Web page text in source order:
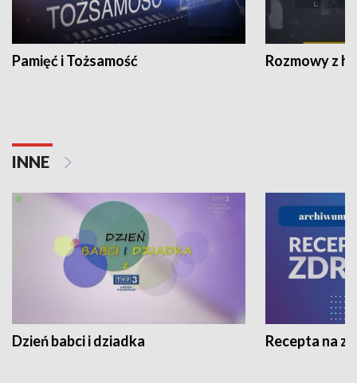
Pamięć i Tożsamość Rozmowy z
INNE
Dzień babci i dziadka Recepta na